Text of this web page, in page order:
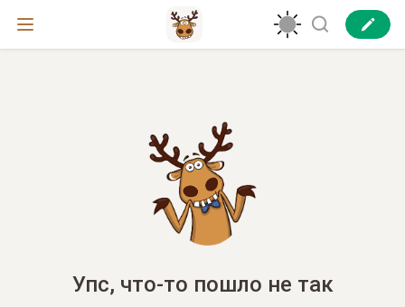
Упс, что-то пошло не так